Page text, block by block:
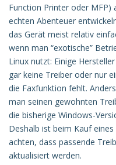
Function Printer oder MFP)
echten Abenteuer
das Gerät meist relativ
wenn man “exotische”
Linux nutzt: Einige
gar keine Treiber oder nur
die Faxfunktion fehlt.
man seinen gewohnten
die bisherige Windows-
Deshalb ist beim Kauf
achten, dass passende
aktualisiert werden.